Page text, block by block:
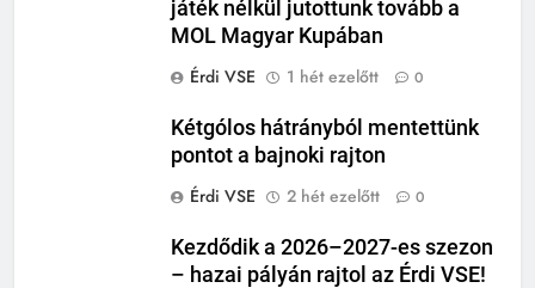
játék nélkül jutottunk tovább a
MOL Magyar Kupában
Érdi VSE
1 hét ezelőtt 0
Kétgólos hátrányból mentettünk
pontot a bajnoki rajton
Érdi VSE
2 hét ezelőtt 0
Kezdődik a 2026–2027-es szezon
– hazai pályán rajtol az Érdi VSE!